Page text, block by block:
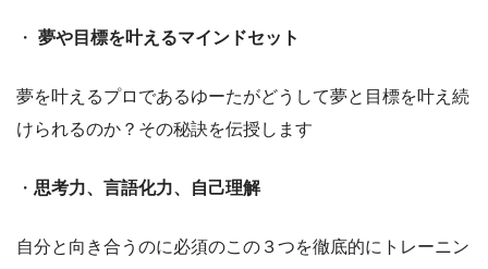
・ 夢や目標を叶えるマインドセット
夢を叶えるプロであるゆーたがどうして夢と目標を叶え続
けられるのか？その秘訣を伝授します
・ 思考力、言語化力、自己理解
自分と向き合うのに必須のこの３つを徹底的にトレーニン